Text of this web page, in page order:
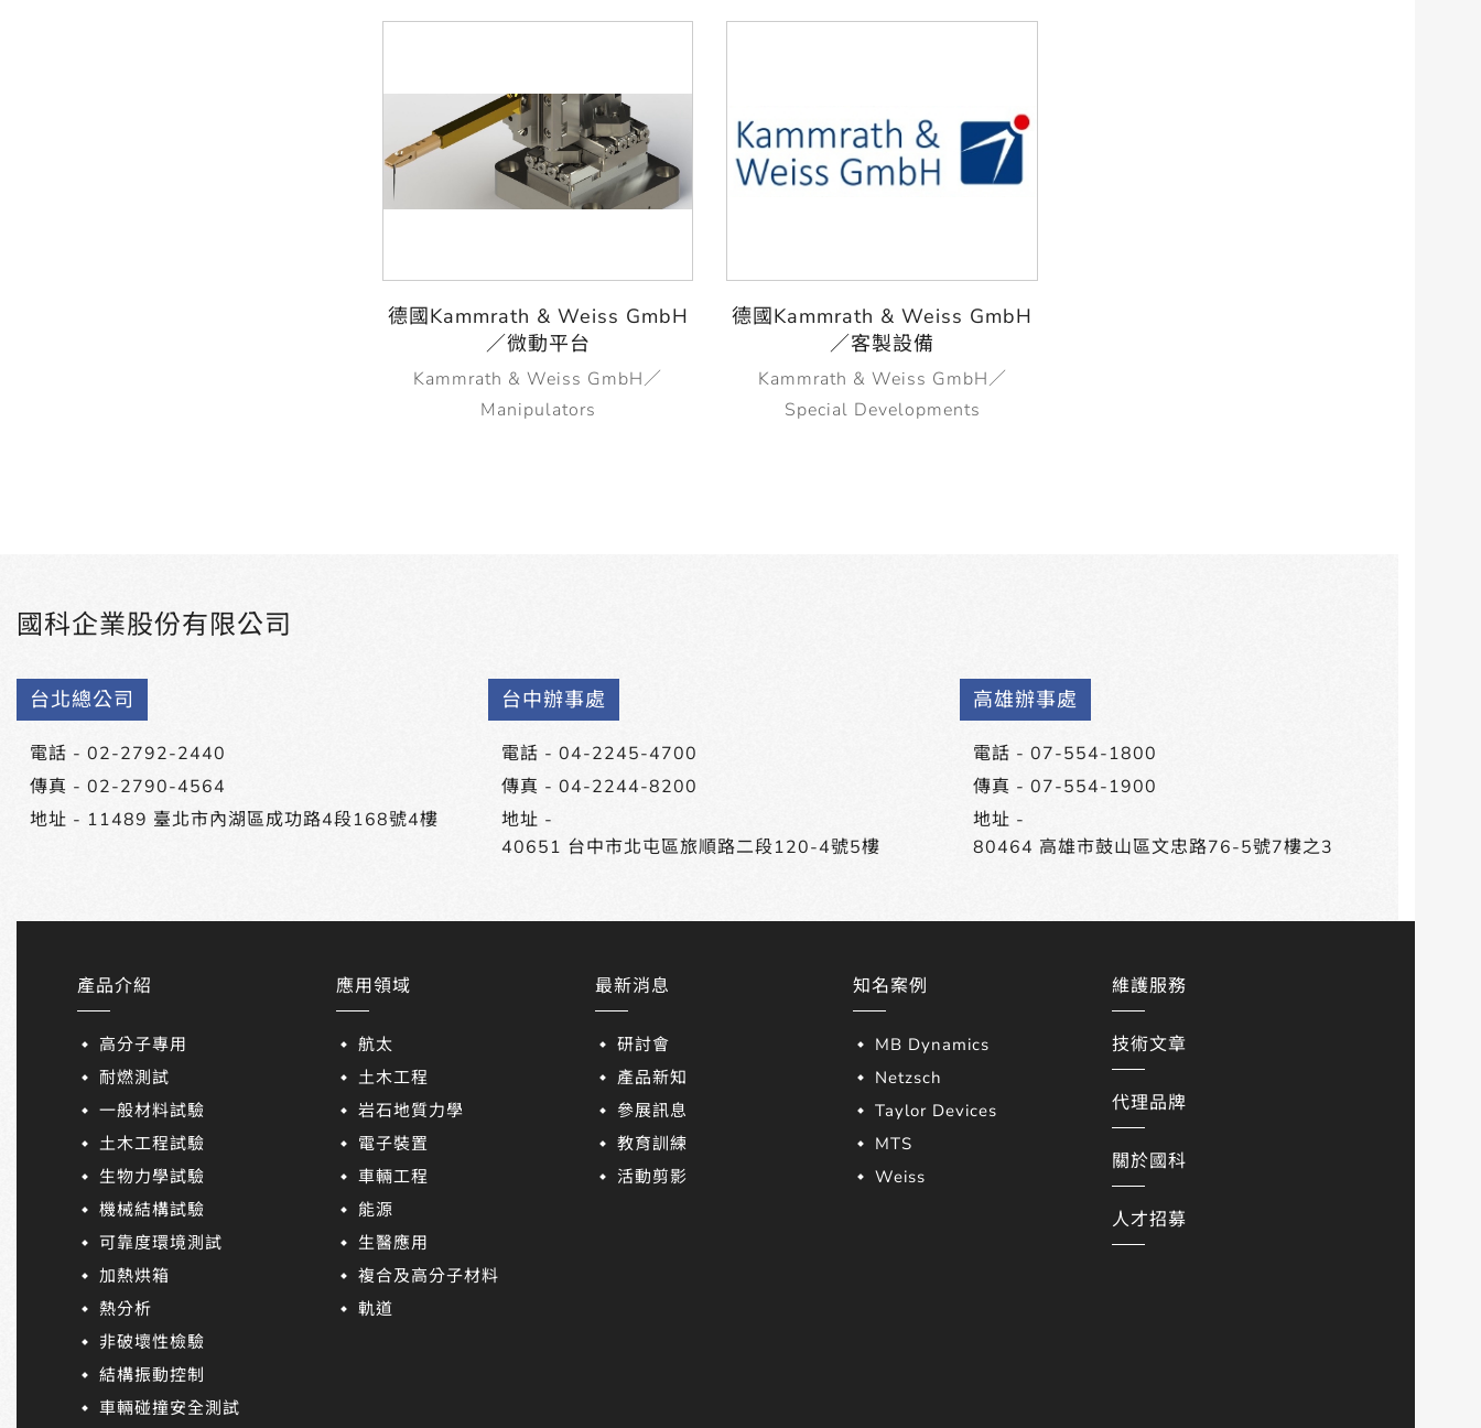
德國Kammrath & Weiss GmbH
／微動平台
Kammrath & Weiss GmbH／
Manipulators
德國Kammrath & Weiss GmbH
／客製設備
Kammrath & Weiss GmbH／
Special Developments
國科企業股份有限公司
台北總公司
電話 - 02-2792-2440
傳真 - 02-2790-4564
地址 - 11489 臺北市內湖區成功路4段168號4樓
台中辦事處
電話 - 04-2245-4700
傳真 - 04-2244-8200
地址 -
40651 台中市北屯區旅順路二段120-4號5樓
高雄辦事處
電話 - 07-554-1800
傳真 - 07-554-1900
地址 -
80464 高雄市鼓山區文忠路76-5號7樓之3
產品介紹
高分子專用
耐燃測試
一般材料試驗
土木工程試驗
生物力學試驗
機械結構試驗
可靠度環境測試
加熱烘箱
熱分析
非破壞性檢驗
結構振動控制
車輛碰撞安全測試
應用領域
航太
土木工程
岩石地質力學
電子裝置
車輛工程
能源
生醫應用
複合及高分子材料
軌道
最新消息
研討會
產品新知
參展訊息
教育訓練
活動剪影
知名案例
MB Dynamics
Netzsch
Taylor Devices
MTS
Weiss
維護服務
技術文章
代理品牌
關於國科
人才招募